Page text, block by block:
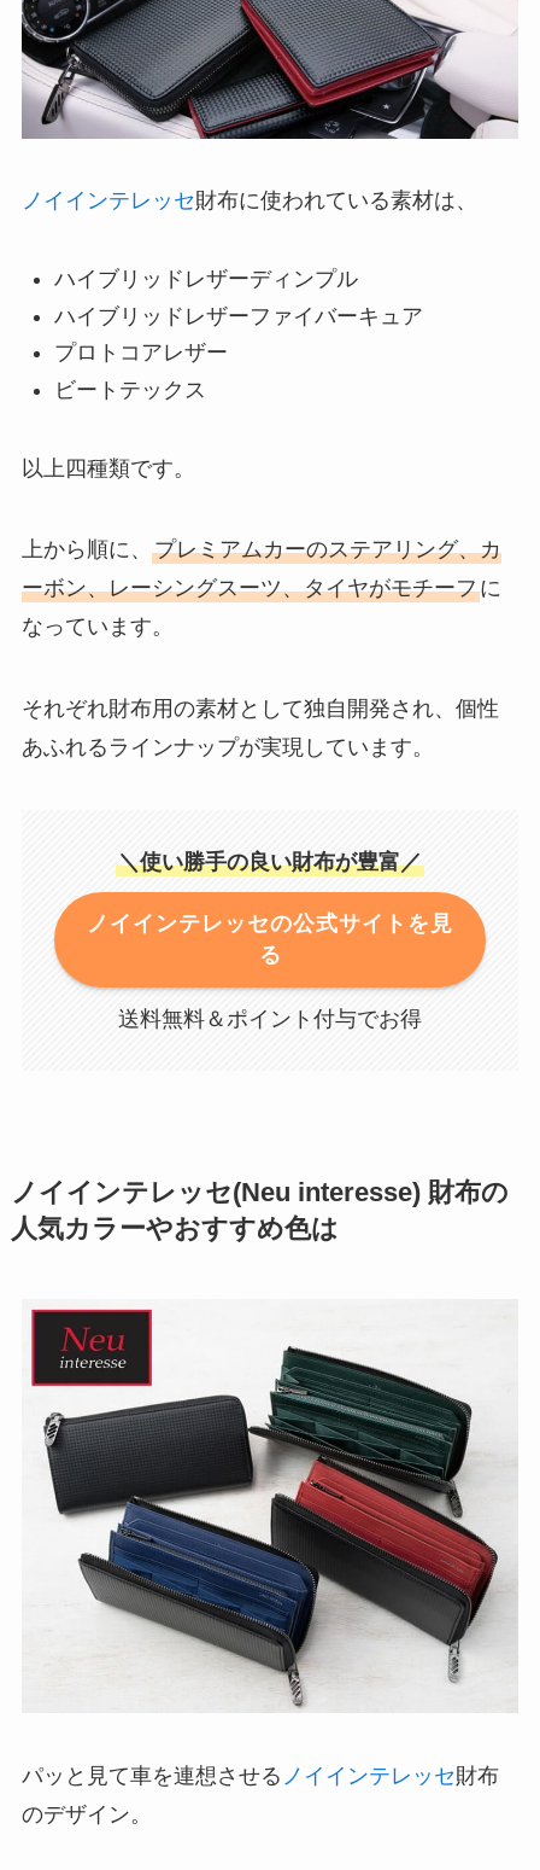
ノイインテレッセ財布に使われている素材は、
ハイブリッドレザーディンプル
ハイブリッドレザーファイバーキュア
プロトコアレザー
ビートテックス
以上四種類です。
上から順に、 プレミアムカーのステアリング、カ
ーボン、レーシングスーツ、タイヤがモチーフに
なっています。
それぞれ財布用の素材として独自開発され、個性
あふれるラインナップが実現しています。
＼使い勝手の良い財布が豊富／
ノイインテレッセの公式サイトを見
る
送料無料＆ポイント付与でお得
ノイインテレッセ(Neu interesse) 財布の
人気カラーやおすすめ色は
パッと見て車を連想させる ノイインテレッセ財布
のデザイン。